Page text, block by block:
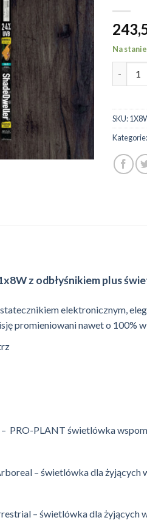
Na stanie
SKU:
Kategorie:
z odbłyśnikiem plus
elektronicznym,
promieniowani nawet o 100%
PRO-PLANT świetlówka
– świetlówka dla
– świetlówka dla